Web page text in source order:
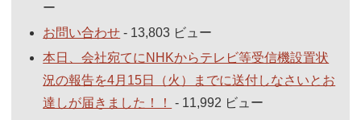
ー
お問い合わせ - 13,803 ビュー
本日、会社宛てにNHKからテレビ等受信機設置状
況の報告を4月15日（火）までに送付しなさいとお
達しが届きました！！
- 11,992 ビュー